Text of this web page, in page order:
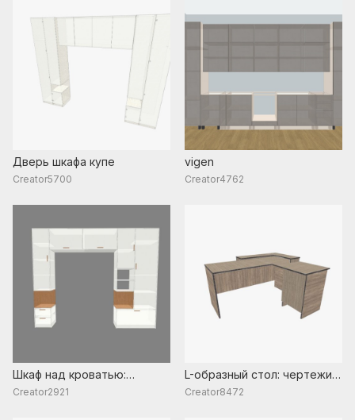
Дверь шкафа купе
Creator5700
vigen
Creator4762
Шкаф над кроватью:
чертежи с размерами и
Creator2921
L-образный стол: чертежи с
размерами и
Creator8472